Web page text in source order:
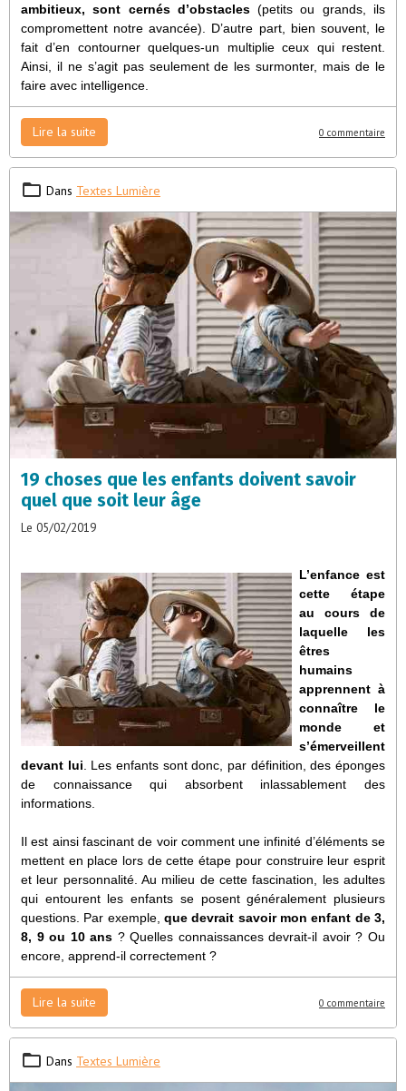
ambitieux, sont cernés d’obstacles(petits ou grands, ils
compromettent notre avancée). D’autre part, bien souvent, le
fait d’en contourner quelques-un multiplie ceux qui restent.
Ainsi, il ne s’agit pas seulement de les surmonter, mais de le
faire avec intelligence.
Lire la suite 0 commentaire
Dans Textes Lumière
19 choses que les enfants doivent savoir
quel que soit leur âge
Le 05/02/2019
L’enfance est
cette étape
au cours de
laquelle les
êtres
humains
apprennent à
connaître le
monde et
s’émerveillent
devant lui . Les enfants sont donc, par définition, des éponges
de connaissance qui absorbent inlassablement des
informations.
Il est ainsi fascinant de voir comment une infinité d’éléments se
mettent en place lors de cette étape pour construire leur esprit
et leur personnalité. Au milieu de cette fascination, les adultes
qui entourent les enfants se posent généralement plusieurs
questions. Par exemple, que devrait savoir mon enfant de 3,
8, 9 ou 10 ans ? Quelles connaissances devrait-il avoir ? Ou
encore, apprend-il correctement ?
Lire la suite 0 commentaire
Dans Textes Lumière